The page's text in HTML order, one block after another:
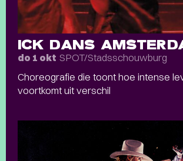
ICK DANS
do 1 okt SPOT/Stadsschouwburg
Choreografie die toont hoe intense
voortkomt uit verschil